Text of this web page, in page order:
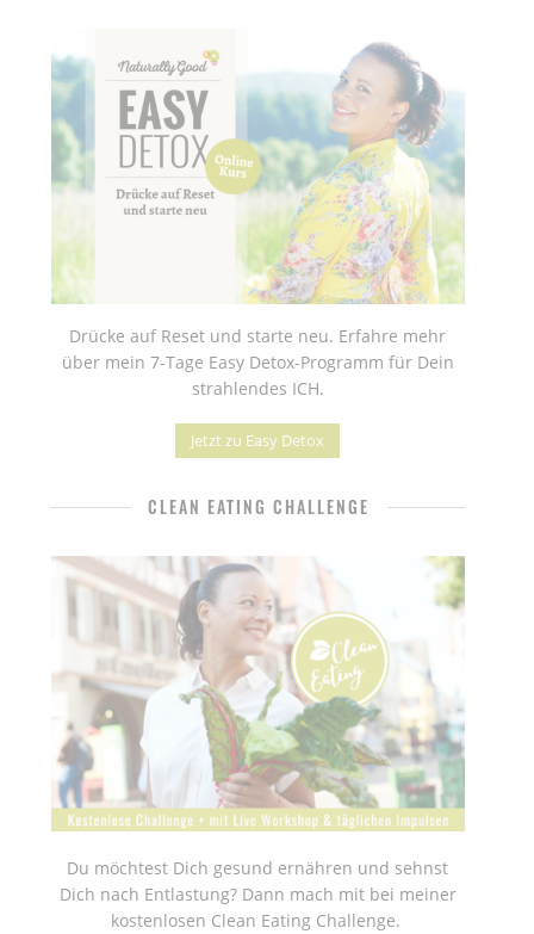
Drücke auf Reset und starte neu. Erfahre mehr
über mein 7-Tage Easy Detox-Programm für Dein
strahlendes ICH.
Jetzt zu Easy Detox
CLEAN EATING CHALLENGE
Du möchtest Dich gesund ernähren und sehnst
Dich nach Entlastung? Dann mach mit bei meiner
kostenlosen Clean Eating Challenge.